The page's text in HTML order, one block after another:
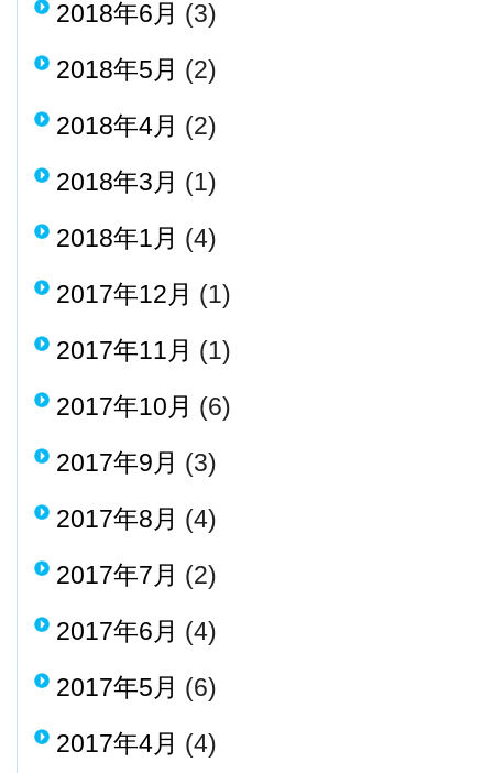
2018年6月 (3)
2018年5月 (2)
2018年4月 (2)
2018年3月 (1)
2018年1月 (4)
2017年12月 (1)
2017年11月 (1)
2017年10月 (6)
2017年9月 (3)
2017年8月 (4)
2017年7月 (2)
2017年6月 (4)
2017年5月 (6)
2017年4月 (4)